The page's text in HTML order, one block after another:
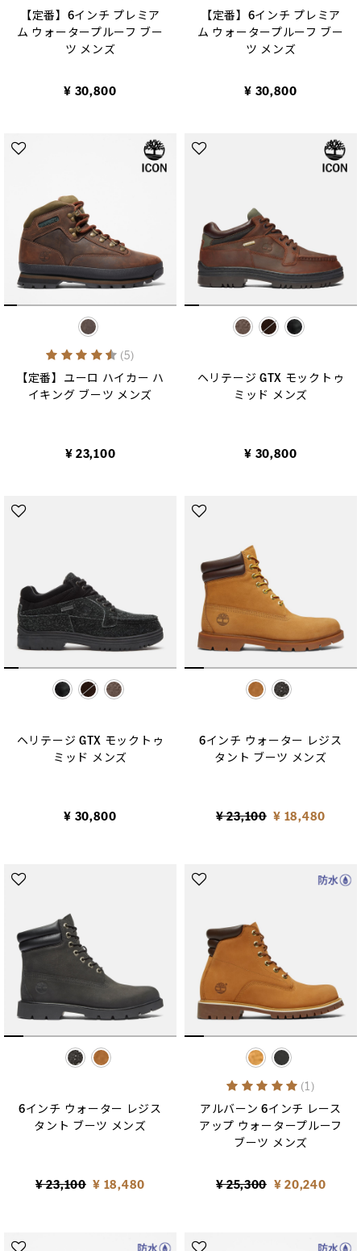
【定番】6インチ プレミア
ム ウォータープルーフ ブー
ツ メンズ
¥ 30,800
【定番】6インチ プレミア
ム ウォータープルーフ ブー
ツ メンズ
¥ 30,800
selected
4.6 out of 5 Customer Rating
(5)
【定番】ユーロ ハイカー ハ
イキング ブーツ メンズ
¥ 23,100
selected
ヘリテージ GTX モックトゥ
ミッド メンズ
¥ 30,800
selected
ヘリテージ GTX モックトゥ
ミッド メンズ
¥ 30,800
selected
6インチ ウォーター レジス
タント ブーツ メンズ
Price reduced from
¥ 23,100to¥ 18,480
selected
6インチ ウォーター レジス
タント ブーツ メンズ
Price reduced from
¥ 23,100to¥ 18,480
selected
5 out of 5 Customer
(1)
アルバーン 6インチ レース
アップ ウォータープルーフ
ブーツ メンズ
Price reduced from
¥ 25,300to¥ 20,240